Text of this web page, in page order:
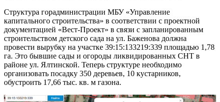
Структура горадминистрации МБУ «Управление
капитального строительства» в соответствии с проектной
документацией «Вест-Проект» в связи с запланированным
строительством детского сада на ул. Баженова должна
провести вырубку на участке 39:15:133219:339 площадью 1,78
га. Это бывшие сады и огороды ликвидированных СНТ в
районе ул. Ялтинской. Теперь структуре необходимо
организовать посадку 350 деревьев, 10 кустарников,
обустроить 17,66 тыс. кв. м газона.